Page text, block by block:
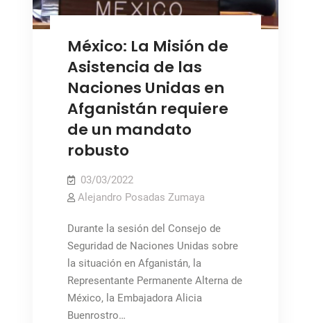
México: La Misión de
Asistencia de las
Naciones Unidas en
Afganistán requiere
de un mandato
robusto
03/03/2022
Alejandro Posadas Zumaya
Durante la sesión del Consejo de
Seguridad de Naciones Unidas sobre
la situación en Afganistán, la
Representante Permanente Alterna de
México, la Embajadora Alicia
Buenrostro…